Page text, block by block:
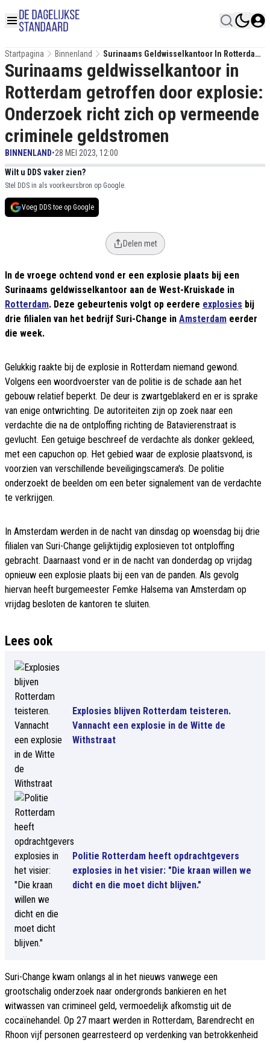
Startpagina Binnenland
Surinaams Geldwisselkantoor In Rotterdam
Getroffen Door Explosie: Onderzoek Richt
Zich Op Vermeende Criminele Geldstromen
Surinaams geldwisselkantoor in
Rotterdam getroffen door explosie:
Onderzoek richt zich op vermeende
criminele geldstromen
BINNENLAND•28 MEI 2023, 12:00
Wilt u DDS vaker zien?
Stel DDS in als voorkeursbron op Google.
Voeg DDS toe op Google
Delen met
In de vroege ochtend vond er een explosie plaats bij een
Surinaams geldwisselkantoor aan de West-Kruiskade in
Rotterdam. Deze gebeurtenis volgt op eerdere explosies bij
drie filialen van het bedrijf Suri-Change in Amsterdam eerder
die week.
Gelukkig raakte bij de explosie in Rotterdam niemand gewond.
Volgens een woordvoerster van de politie is de schade aan het
gebouw relatief beperkt. De deur is zwartgeblakerd en er is sprake
van enige ontwrichting. De autoriteiten zijn op zoek naar een
verdachte die na de ontploffing richting de Batavierenstraat is
gevlucht. Een getuige beschreef de verdachte als donker gekleed,
met een capuchon op. Het gebied waar de explosie plaatsvond, is
voorzien van verschillende beveiligingscamera's. De politie
onderzoekt de beelden om een beter signalement van de verdachte
te verkrijgen.
In Amsterdam werden in de nacht van dinsdag op woensdag bij drie
filialen van Suri-Change gelijktijdig explosieven tot ontploffing
gebracht. Daarnaast vond er in de nacht van donderdag op vrijdag
opnieuw een explosie plaats bij een van de panden. Als gevolg
hiervan heeft burgemeester Femke Halsema van Amsterdam op
vrijdag besloten de kantoren te sluiten.
Lees ook
Explosies blijven Rotterdam teisteren.
Vannacht een explosie in de Witte de
Withstraat
Politie Rotterdam heeft opdrachtgevers
explosies in het visier: "Die kraan willen we
dicht en die moet dicht blijven."
Suri-Change kwam onlangs al in het nieuws vanwege een
grootschalig onderzoek naar ondergronds bankieren en het
witwassen van crimineel geld, vermoedelijk afkomstig uit de
cocaïnehandel. Op 27 maart werden in Rotterdam, Barendrecht en
Rhoon vijf personen gearresteerd op verdenking van betrokkenheid